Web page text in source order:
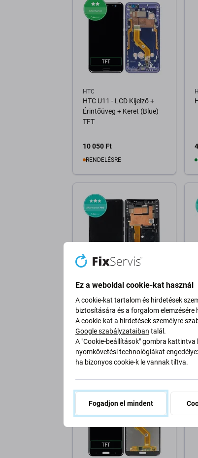
HTC
HTC U11 - LCD Kijelző +
Érintőüveg + Keret (Blue)
TFT
10 050 Ft
RENDELÉSRE
HTC
HTC U12 Plus - LCD Kijelző
+ Érintőüveg + Keret
(Black) OLED
44 060 Ft
Ez a weboldal cookie-kat használ
A cookie-kat tartalom és hirdetések
biztosítására és a forgalom elemzésére
A cookie-kat a hirdetések személyre
Google szabályzataiban talál.
A "Cookie-beállítások" gombra
nyomkövetési technológiákat
ha bizonyos cookie-k le vannak tiltva.
Fogadjon el mindent